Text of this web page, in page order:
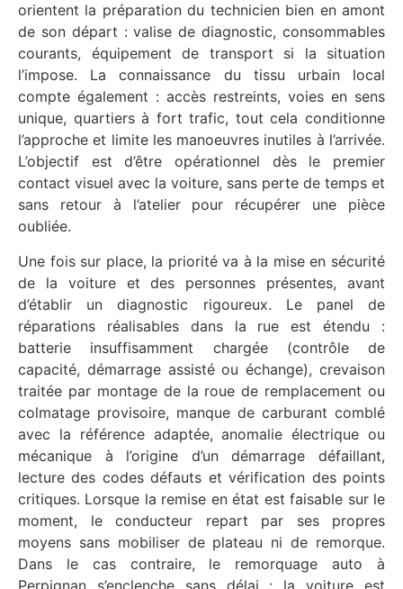
orientent la préparation du technicien bien en amont
de son départ : valise de diagnostic, consommables
courants, équipement de transport si la situation
l’impose. La connaissance du tissu urbain local
compte également : accès restreints, voies en sens
unique, quartiers à fort trafic, tout cela conditionne
l’approche et limite les manoeuvres inutiles à l’arrivée.
L’objectif est d’être opérationnel dès le premier
contact visuel avec la voiture, sans perte de temps et
sans retour à l’atelier pour récupérer une pièce
oubliée.
Une fois sur place, la priorité va à la mise en sécurité
de la voiture et des personnes présentes, avant
d’établir un diagnostic rigoureux. Le panel de
réparations réalisables dans la rue est étendu :
batterie insuffisamment chargée (contrôle de
capacité, démarrage assisté ou échange), crevaison
traitée par montage de la roue de remplacement ou
colmatage provisoire, manque de carburant comblé
avec la référence adaptée, anomalie électrique ou
mécanique à l’origine d’un démarrage défaillant,
lecture des codes défauts et vérification des points
critiques. Lorsque la remise en état est faisable sur le
moment, le conducteur repart par ses propres
moyens sans mobiliser de plateau ni de remorque.
Dans le cas contraire, le remorquage auto à
Perpignan s’enclenche sans délai : la voiture est